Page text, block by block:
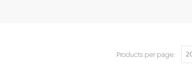
Products per page: